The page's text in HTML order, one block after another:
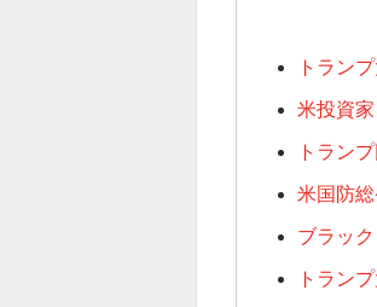
トラン
米投資
トラン
米国防
ブラッ
トラン